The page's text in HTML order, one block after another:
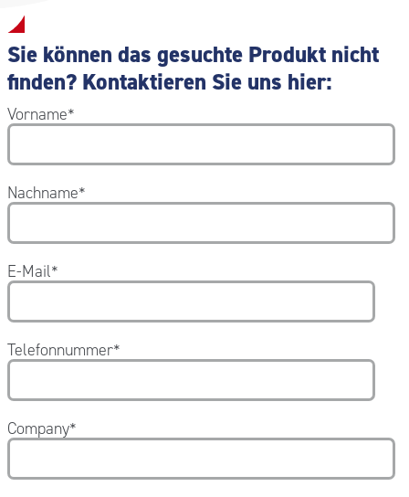
Sie können das gesuchte Produkt nicht
finden? Kontaktieren Sie uns hier:
Vorname*
Nachname*
E-Mail*
Telefonnummer*
Company*